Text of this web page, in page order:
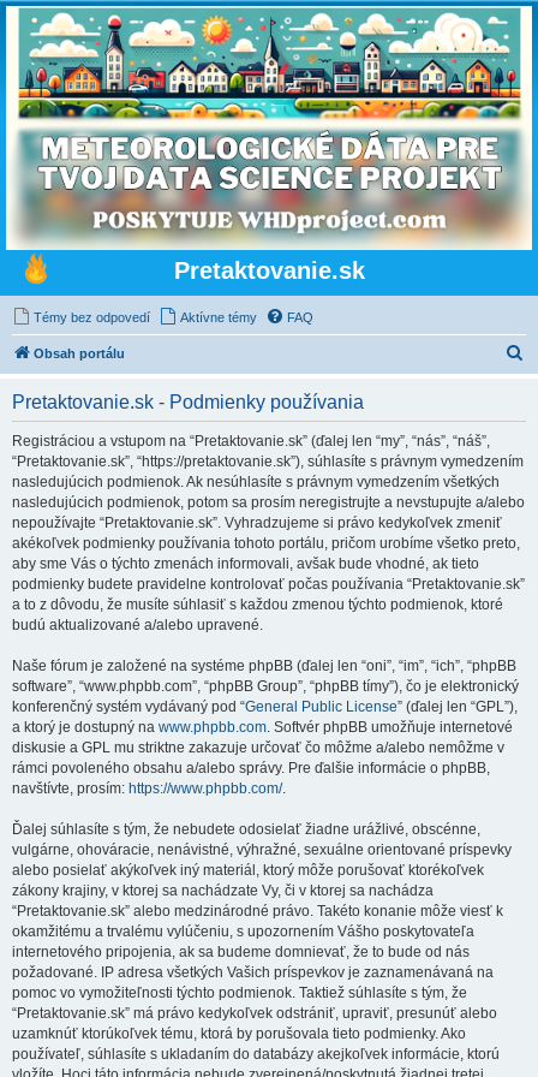
Pretaktovanie.sk
Témy bez odpovedí Aktívne témy FAQ
Obsah portálu
Pretaktovanie.sk - Podmienky používania
Registráciou a vstupom na “Pretaktovanie.sk” (ďalej len “my”, “nás”, “náš”,
“Pretaktovanie.sk”, “https://pretaktovanie.sk”), súhlasíte s právnym vymedzením
nasledujúcich podmienok. Ak nesúhlasíte s právnym vymedzením všetkých
nasledujúcich podmienok, potom sa prosím neregistrujte a nevstupujte a/alebo
nepoužívajte “Pretaktovanie.sk”. Vyhradzujeme si právo kedykoľvek zmeniť
akékoľvek podmienky používania tohoto portálu, pričom urobíme všetko preto,
aby sme Vás o týchto zmenách informovali, avšak bude vhodné, ak tieto
podmienky budete pravidelne kontrolovať počas používania “Pretaktovanie.sk”
a to z dôvodu, že musíte súhlasiť s každou zmenou týchto podmienok, ktoré
budú aktualizované a/alebo upravené.
Naše fórum je založené na systéme phpBB (ďalej len “oni”, “im”, “ich”, “phpBB
software”, “www.phpbb.com”, “phpBB Group”, “phpBB tímy”), čo je elektronický
konferenčný systém vydávaný pod “General Public License” (ďalej len “GPL”),
a ktorý je dostupný na www.phpbb.com. Softvér phpBB umožňuje internetové
diskusie a GPL mu striktne zakazuje určovať čo môžme a/alebo nemôžme v
rámci povoleného obsahu a/alebo správy. Pre ďalšie informácie o phpBB,
navštívte, prosím: https://www.phpbb.com/.
Ďalej súhlasíte s tým, že nebudete odosielať žiadne urážlivé, obscénne,
vulgárne, ohováracie, nenávistné, výhražné, sexuálne orientované príspevky
alebo posielať akýkoľvek iný materiál, ktorý môže porušovať ktorékoľvek
zákony krajiny, v ktorej sa nachádzate Vy, či v ktorej sa nachádza
“Pretaktovanie.sk” alebo medzinárodné právo. Takéto konanie môže viesť k
okamžitému a trvalému vylúčeniu, s upozornením Vášho poskytovateľa
internetového pripojenia, ak sa budeme domnievať, že to bude od nás
požadované. IP adresa všetkých Vašich príspevkov je zaznamenávaná na
pomoc vo vymožiteľnosti týchto podmienok. Taktiež súhlasíte s tým, že
“Pretaktovanie.sk” má právo kedykoľvek odstrániť, upraviť, presunúť alebo
uzamknúť ktorúkoľvek tému, ktorá by porušovala tieto podmienky. Ako
používateľ, súhlasíte s ukladaním do databázy akejkoľvek informácie, ktorú